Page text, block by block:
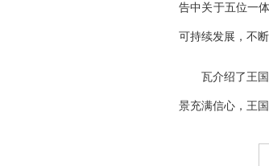
告中关于五位一体
可持续发展，不
瓦介绍了王
景充满信心，王